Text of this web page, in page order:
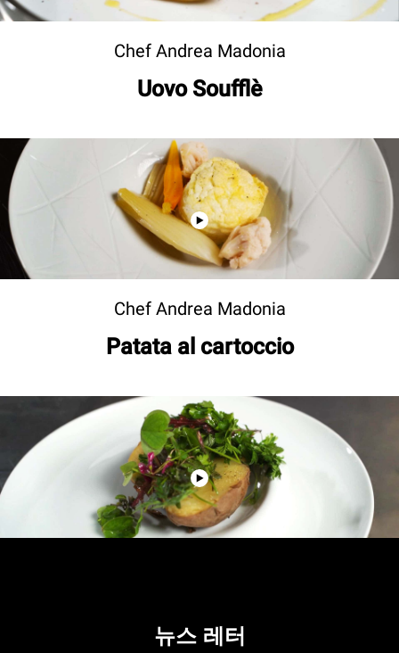
Chef Andrea Madonia
Uovo Soufflè
Chef Andrea Madonia
Patata al cartoccio
뉴스 레터